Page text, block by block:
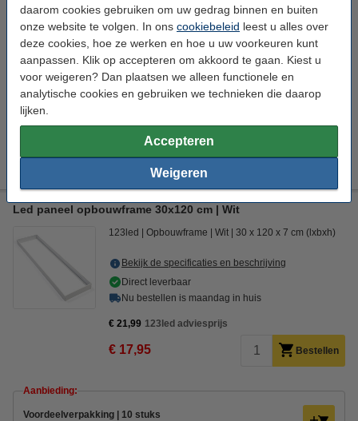
daarom cookies gebruiken om uw gedrag binnen en buiten
onze website te volgen. In ons cookiebeleid leest u alles over
deze cookies, hoe ze werken en hoe u uw voorkeuren kunt
aanpassen. Klik op accepteren om akkoord te gaan. Kiest u
voor weigeren? Dan plaatsen we alleen functionele en
analytische cookies en gebruiken we technieken die daarop
lijken.
Accepteren
Weigeren
Bekijk de specificaties en beschrijving
Direct leverbaar
Nu bestellen is maandag in huis
€ 82,95
Aanbieding:
Voordeelverpakking | 4 stuks
€ 321,50
Led paneel opbouwframe 30x120 cm | Wit
123led Opbouwframe Wit 30 x 120 x 7 cm (lxbxh)
Bekijk de specificaties en beschrijving
Direct leverbaar
Nu bestellen is maandag in huis
€ 21,99 123led adviesprijs
€ 17,95 Bestellen
Aanbieding:
Voordeelverpakking | 10 stuks